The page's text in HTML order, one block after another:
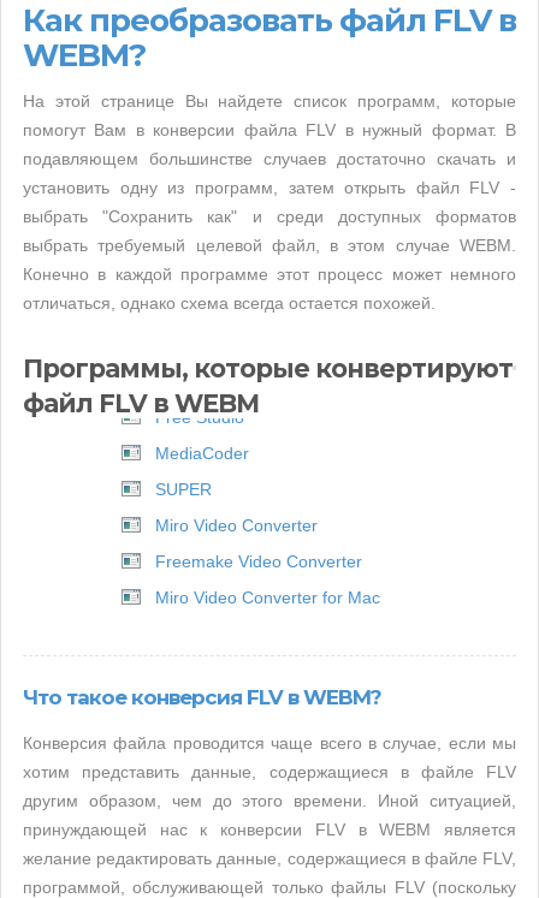
Как преобразовать файл FLV в
WEBM?
На этой странице Вы найдете список программ, которые
помогут Вам в конверсии файла FLV в нужный формат. В
подавляющем большинстве случаев достаточно скачать и
установить одну из программ, затем открыть файл FLV -
выбрать "Сохранить как" и среди доступных форматов
выбрать требуемый целевой файл, в этом случае WEBM.
Конечно в каждой программе этот процесс может немного
отличаться, однако схема всегда остается похожей.
Программы, которые конвертируют
файл FLV в WEBM
Free Studio
MediaCoder
SUPER
Miro Video Converter
Freemake Video Converter
Miro Video Converter for Mac
Что такое конверсия FLV в WEBM?
Конверсия файла проводится чаще всего в случае, если мы
хотим представить данные, содержащиеся в файле FLV
другим образом, чем до этого времени. Иной ситуацией,
принуждающей нас к конверсии FLV в WEBM является
желание редактировать данные, содержащиеся в файле FLV,
программой, обслуживающей только файлы FLV (поскольку